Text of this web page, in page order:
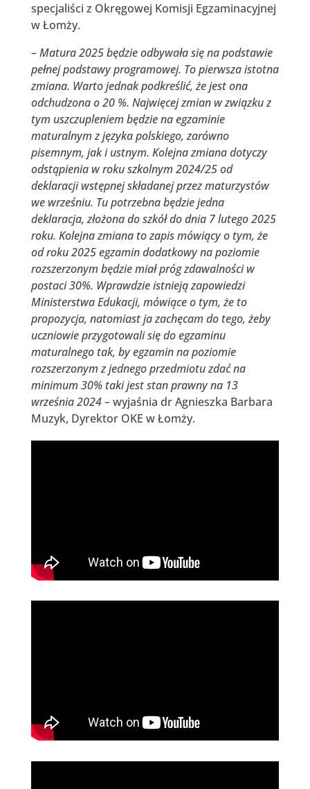
specjaliści z Okręgowej Komisji Egzaminacyjnej
w Łomży.
–Matura 2025 będzie odbywała się na podstawie
pełnej podstawy programowej. To pierwsza istotna
zmiana. Warto jednak podkreślić, że jest ona
odchudzona o 20 %. Najwięcej zmian w związku z
tym uszczupleniem będzie na egzaminie
maturalnym z języka polskiego, zarówno
pisemnym, jak i ustnym. Kolejna zmiana dotyczy
odstąpienia w roku szkolnym 2024/25 od
deklaracji wstępnej składanej przez maturzystów
we wrześniu. Tu potrzebna będzie jedna
deklaracja, złożona do szkół do dnia 7 lutego 2025
roku. Kolejna zmiana to zapis mówiący o tym, że
od roku 2025 egzamin dodatkowy na poziomie
rozszerzonym będzie miał próg zdawalności w
postaci 30%. Wprawdzie istnieją zapowiedzi
Ministerstwa Edukacji, mówiące o tym, że to
propozycja, natomiast ja zachęcam do tego, żeby
uczniowie przygotowali się do egzaminu
maturalnego tak, by egzamin na poziomie
rozszerzonym z jednego przedmiotu zdać na
minimum 30% taki jest stan prawny na 13
września 2024– wyjaśnia dr Agnieszka Barbara
Muzyk, Dyrektor OKE w Łomży.